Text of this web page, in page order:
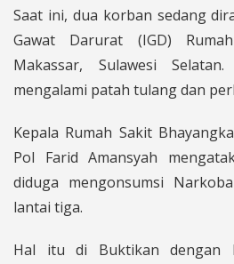
Saat ini, dua korban sedang
Gawat Darurat (IGD)
Makassar, Sulawesi
mengalami patah tulang dan
Kepala Rumah Sakit
Pol Farid Amansyah
diduga mengonsumsi
lantai tiga.
Hal itu di Buktikan dengan